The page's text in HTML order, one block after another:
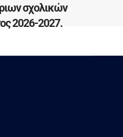
σχολικών
2026-2027.